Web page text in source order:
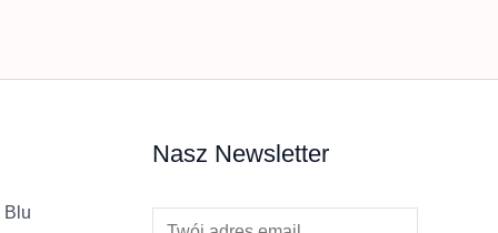
Blu
Nasz Newsletter